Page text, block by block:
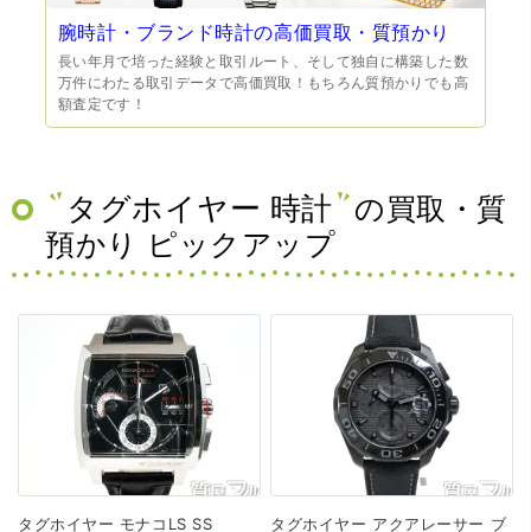
腕時計・ブランド時計の高価買取・質預かり
長い年月で培った経験と取引ルート、そして独自に構築した数
万件にわたる取引データで高価買取！もちろん質預かりでも高
額査定です！
タグホイヤー 時計
の買取・質
預かり ピックアップ
タグホイヤー モナコLS SS
タグホイヤー アクアレーサー ブ